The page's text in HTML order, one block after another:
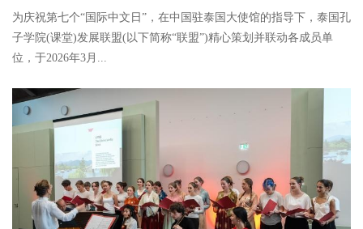
为庆祝第七个“国际中文日”，在中国驻泰国大使馆的指导下，泰国孔
子学院(课堂)发展联盟(以下简称“联盟”)精心策划并联动各成员单
位，于2026年3月...